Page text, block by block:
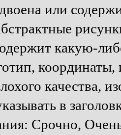
или
какую-
координаты,
качества,
в
Срочно,